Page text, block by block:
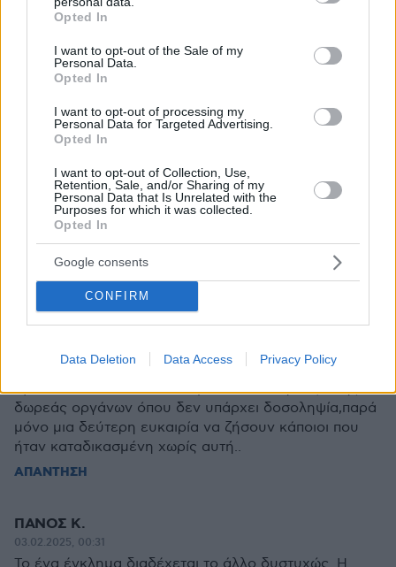
grant or deny consent to Google and its third-party tags to
use your data for below specified purposes in below Google
consent section.
Opted In
I want to opt-out of the Sale of my
Personal Data.
Opted In
I want to opt-out of processing my
Personal Data for Targeted Advertising.
Opted In
I want to opt-out of Collection, Use,
Retention, Sale, and/or Sharing of my
Personal Data that Is Unrelated with the
Purposes for which it was collected.
Opted In
Google consents
CONFIRM
Data Deletion Data Access Privacy Policy
ΑΠΑΝΤΗΣΗ
6 μετρα
Για τετοια εγκληματα υπαρχει το αποσπασμα..τα
υπολοιπα ειναι δυστυχως κατωτερα
03.02.2025, 00:33
Αρκετοί εδώ μέσα βλέπω ότι έχουν μπερδέψει τα
πράγματα και δεν ξέρουν τι σημαίνει εγκεφαλικός
θάνατος.. Ψάξτε, διαβάστε, ενημερωθείτε και θα
καταλάβετε τι είναι το κώμα,ο εγκεφαλικά νεκρός
ασθενης,τι σημαίνει να είναι κάποιος σε κατάσταση
"φυτού" κτλ. Μόνο έτσι θα μάθετε και την αξία της
δωρεάς οργάνων όπου δεν υπάρχει δοσοληψία,παρά
μόνο μια δεύτερη ευκαιρία να ζήσουν κάποιοι που
ήταν καταδικασμένη χωρίς αυτή..
ΑΠΑΝΤΗΣΗ
ΠΑΝΟΣ Κ.
03.02.2025, 00:31